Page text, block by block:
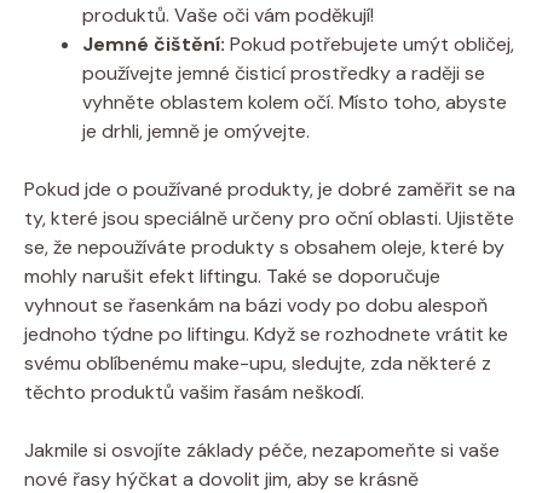
produktů. Vaše oči vám poděkují!
Jemné čištění: Pokud potřebujete umýt obličej,
používejte jemné čisticí prostředky a raději se
vyhněte oblastem kolem očí. Místo toho, abyste
je drhli, jemně je omývejte.
Pokud jde o používané produkty, je dobré zaměřit se na
ty, které jsou speciálně určeny pro oční oblasti. Ujistěte
se, že nepoužíváte produkty s obsahem oleje, které by
mohly narušit efekt liftingu. Také se doporučuje
vyhnout se řasenkám na bázi vody po dobu alespoň
jednoho týdne po liftingu. Když se rozhodnete vrátit ke
svému oblíbenému make-upu, sledujte, zda některé z
těchto produktů vašim řasám neškodí.
Jakmile si osvojíte základy péče, nezapomeňte si vaše
nové řasy hýčkat a dovolit jim, aby se krásně